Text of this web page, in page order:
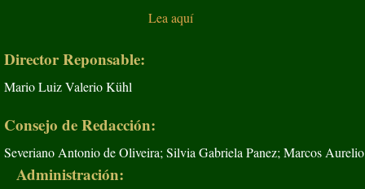
Lea aquí
Director Reponsable:
Mario Luiz Valerio Kühl
Consejo de Redacción:
Severiano Antonio de Oliveira; Silvia Gabriela Panez; Marcos
Administración: